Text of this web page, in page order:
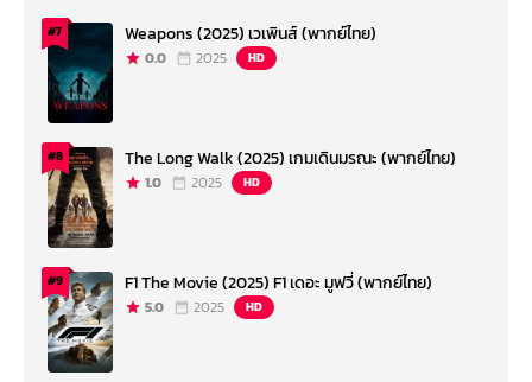
#7 Weapons (2025) เวเพินส์ (พากย์ไทย)
0.0 2025 HD
#8 The Long Walk (2025) เกมเดินมรณะ (พากย์ไทย)
1.0 2025 HD
#9 F1 The Movie (2025) F1 เดอะ มูฟวี่ (พากย์ไทย)
5.0 2025 HD